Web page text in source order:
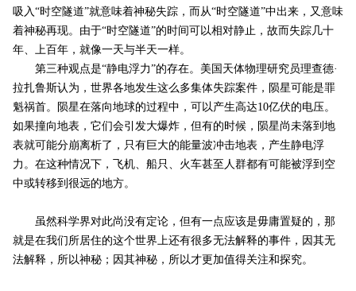
吸入“时空隧道”就意味着神秘失踪，而从“时空隧道”中出来，又意味
着神秘再现。由于“时空隧道”的时间可以相对静止，故而失踪几十
年、上百年，就像一天与半天一样。
第三种观点是“静电浮力”的存在。美国天体物理研究员理查德·
拉扎鲁斯认为，世界各地发生这么多集体失踪案件，陨星可能是罪
魁祸首。陨星在落向地球的过程中，可以产生高达10亿伏的电压。
如果撞向地表，它们会引发大爆炸，但有的时候，陨星尚未落到地
表就可能分崩离析了，只有巨大的能量波冲击地表，产生静电浮
力。在这种情况下，飞机、船只、火车甚至人群都有可能被浮到空
中或转移到很远的地方。
虽然科学界对此尚没有定论，但有一点应该是毋庸置疑的，那
就是在我们所居住的这个世界上还有很多无法解释的事件，因其无
法解释，所以神秘；因其神秘，所以才更加值得关注和探究。